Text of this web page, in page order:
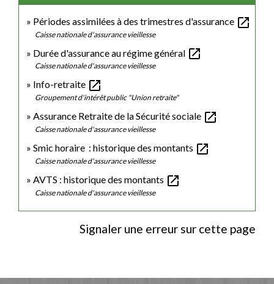
Périodes assimilées à des trimestres d'assurance open_in_new
Caisse nationale d'assurance vieillesse
Durée d'assurance au régime général open_in_new
Caisse nationale d'assurance vieillesse
Info-retraite open_in_new
Groupement d'intérêt public "Union retraite"
Assurance Retraite de la Sécurité sociale open_in_new
Caisse nationale d'assurance vieillesse
Smic horaire : historique des montants open_in_new
Caisse nationale d'assurance vieillesse
AVTS : historique des montants open_in_new
Caisse nationale d'assurance vieillesse
Signaler une erreur sur cette page